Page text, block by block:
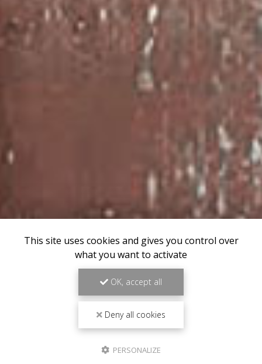
This site uses cookies and gives you control over
what you want to activate
OK, accept all
Deny all cookies
PERSONALIZE